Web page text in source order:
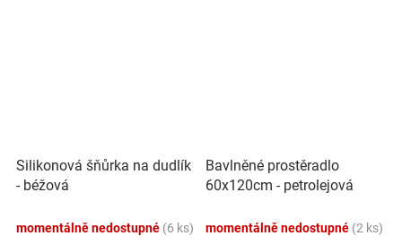
Silikonová šňůrka na dudlík
- béžová
momentálně nedostupné (6 ks)
Bavlněné prostěradlo
60x120cm - petrolejová
momentálně nedostupné (2 ks)